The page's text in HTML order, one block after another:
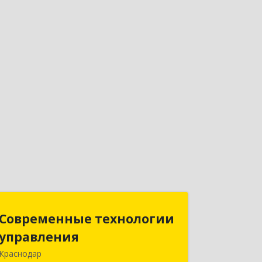
Современные технологии
Краснодар
управления